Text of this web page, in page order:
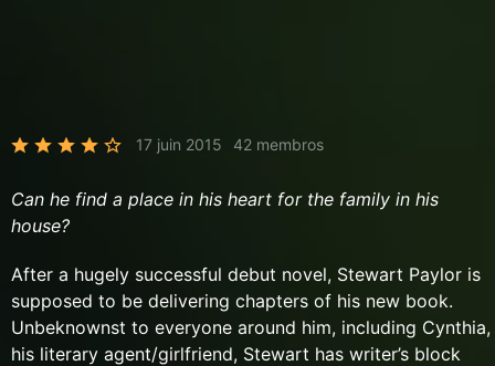
17 juin 2015 42 membros
Can he find a place in his heart for the family in his
house?
After a hugely successful debut novel, Stewart Paylor is
supposed to be delivering chapters of his new book.
Unbeknownst to everyone around him, including Cynthia,
his literary agent/girlfriend, Stewart has writer’s block